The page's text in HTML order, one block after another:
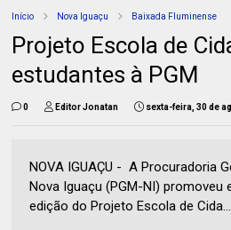
Início Nova Iguaçu Baixada Fluminense
Projeto Escola de
estudantes à PGM
0 Editor Jonatan sexta-feira, 30 de
NOVA IGUAÇU - A Procuradoria
Nova Iguaçu (PGM-NI) promoveu
edição do Projeto Escola de Cida...